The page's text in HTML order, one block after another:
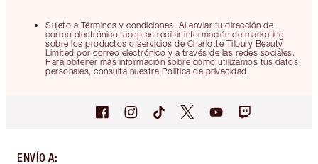
Sujeto a Términos y condiciones. Al enviar tu dirección de
correo electrónico, aceptas recibir información de marketing
sobre los productos o servicios de Charlotte Tilbury Beauty
Limited por correo electrónico y a través de las redes sociales.
Para obtener más información sobre cómo utilizamos tus datos
personales, consulta nuestra Política de privacidad.
ENVÍO A: